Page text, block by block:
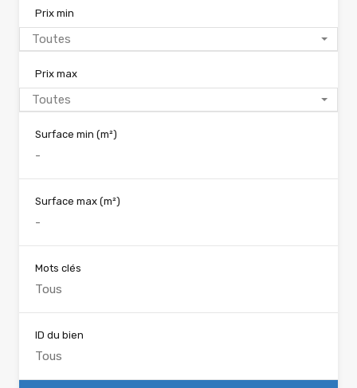
Prix min
Toutes
Prix max
Toutes
Surface min (m²)
Surface max (m²)
Mots clés
ID du bien